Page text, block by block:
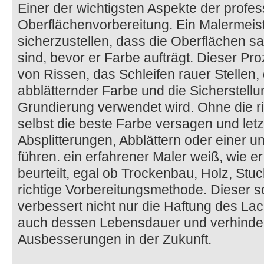
Einer der wichtigsten Aspekte der
Oberflächenvorbereitung. Ein
sicherzustellen, dass die Oberflächen
sind, bevor er Farbe aufträgt. Dieser
von Rissen, das Schleifen rauer
abblätternder Farbe und die
Grundierung verwendet wird. Ohne die
selbst die beste Farbe versagen und
Absplitterungen, Abblättern oder einer
führen. ein erfahrener Maler weiß, wie
beurteilt, egal ob Trockenbau, Holz,
richtige Vorbereitungsmethode. Dieser
verbessert nicht nur die Haftung des
auch dessen Lebensdauer und
Ausbesserungen in der Zukunft.